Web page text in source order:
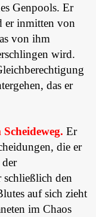
Genpools. Er
er inmitten von
von ihm
wird.
das er
Er
die er
schließlich den
auf sich zieht
im Chaos